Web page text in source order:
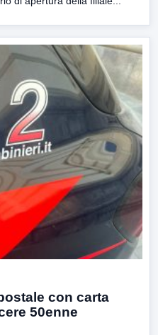
con carta
50enne